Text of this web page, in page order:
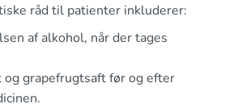
råd til patienter inkluderer:
af alkohol, når der tages
og grapefrugtsaft før og efter